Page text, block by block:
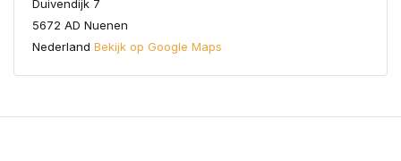
Duivendijk 7
5672 AD Nuenen
Nederland Bekijk op Google Maps